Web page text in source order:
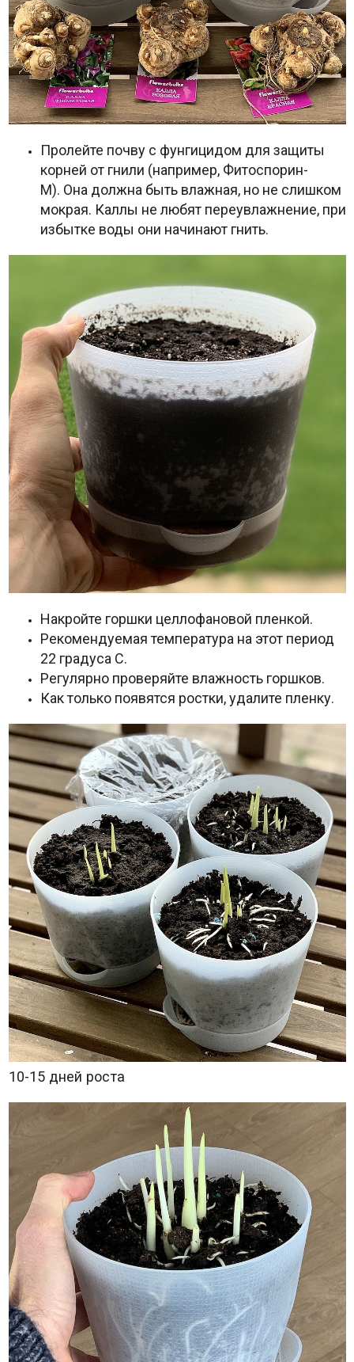
Пролейте почву с фунгицидом для защиты
корней от гнили (например, Фитоспорин-
М). Она должна быть влажная, но не слишком
мокрая. Каллы не любят переувлажнение, при
избытке воды они начинают гнить.
Накройте горшки целлофановой пленкой.
Рекомендуемая температура на этот период
22 градуса С.
Регулярно проверяйте влажность горшков.
Как только появятся ростки, удалите пленку.
10-15 дней роста